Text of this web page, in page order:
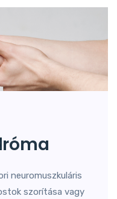
neuromuszkuláris
szorítása vagy